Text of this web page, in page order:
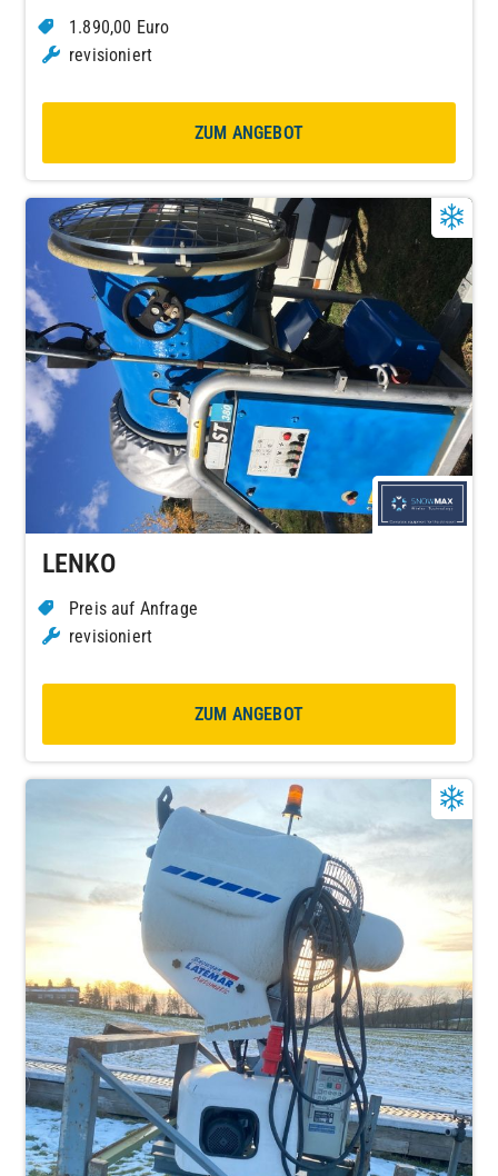
1.890,00 Euro
revisioniert
ZUM ANGEBOT
LENKO
Preis auf Anfrage
revisioniert
ZUM ANGEBOT